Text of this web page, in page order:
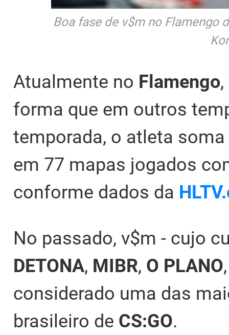
Boa fase de v$m no Flamengo
Atualmente no Flamengo
forma que em outros
temporada, o atleta
em 77 mapas jogados
conforme dados da
No passado, v$m - cujo
DETONA, MIBR, O PLANO
considerado uma das
brasileiro de CS:GO.